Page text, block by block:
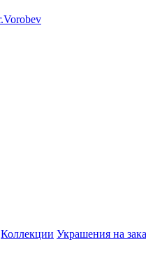
Коллекции Украшения на